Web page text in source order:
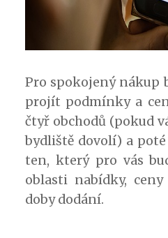
Pro spokojený nákup
projít podmínky a
čtyř obchodů (pokud
bydliště dovolí) a
ten, který pro vás
oblasti nabídky,
doby dodání.